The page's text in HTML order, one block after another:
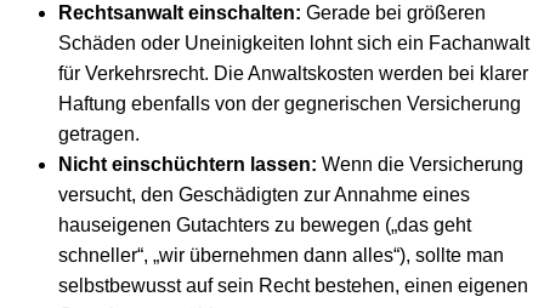
Rechtsanwalt einschalten: Gerade bei größeren
Schäden oder Uneinigkeiten lohnt sich ein Fachanwalt
für Verkehrsrecht. Die Anwaltskosten werden bei klarer
Haftung ebenfalls von der gegnerischen Versicherung
getragen.
Nicht einschüchtern lassen: Wenn die Versicherung
versucht, den Geschädigten zur Annahme eines
hauseigenen Gutachters zu bewegen („das geht
schneller“, „wir übernehmen dann alles“), sollte man
selbstbewusst auf sein Recht bestehen, einen eigenen